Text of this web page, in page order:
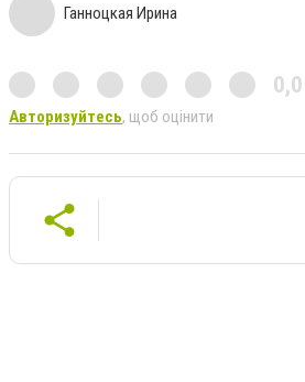
Ганноцкая Ирина
0,0
Авторизуйтесь, щоб оцінити